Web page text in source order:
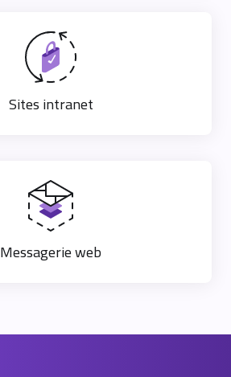
Sites intranet
Messagerie web